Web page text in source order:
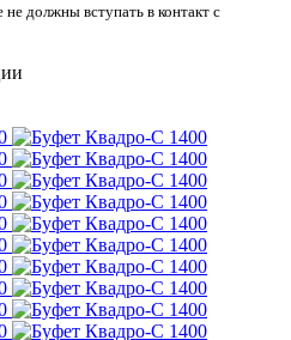
должны вступать в контакт с